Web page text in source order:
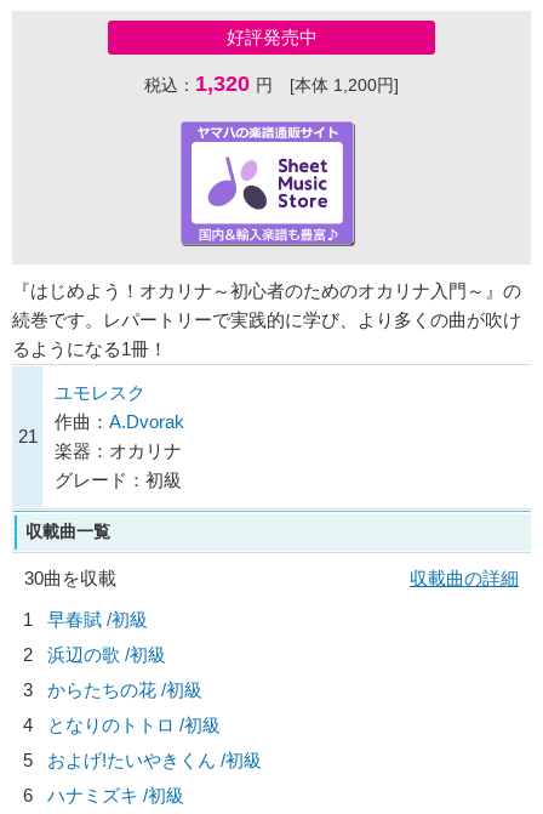
好評発売中
税込： 1,320 円 [本体 1,200円]
『はじめよう！オカリナ～初心者のためのオカリナ入門～』の
続巻です。レパートリーで実践的に学び、より多くの曲が吹け
るようになる1冊！
21
ユモレスク
作曲： A.Dvorak
楽器：オカリナ
グレード：初級
収載曲一覧
30曲を収載
収載曲の詳細
1
早春賦 /初級
2
浜辺の歌 /初級
3
からたちの花 /初級
4
となりのトトロ /初級
5
およげ!たいやきくん /初級
6
ハナミズキ /初級